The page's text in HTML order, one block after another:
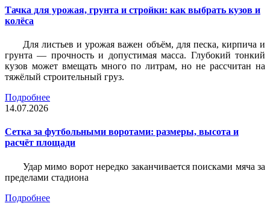
Тачка для урожая, грунта и стройки: как выбрать кузов и
колёса
Для листьев и урожая важен объём, для песка, кирпича и
грунта — прочность и допустимая масса. Глубокий тонкий
кузов может вмещать много по литрам, но не рассчитан на
тяжёлый строительный груз.
Подробнее
14.07.2026
Сетка за футбольными воротами: размеры, высота и
расчёт площади
Удар мимо ворот нередко заканчивается поисками мяча за
пределами стадиона
Подробнее